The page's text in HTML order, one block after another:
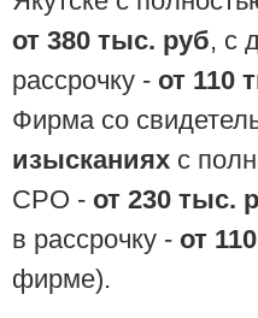
от 380 тыс. руб, с
рассрочку - от 110
Фирма со
изысканиях с
СРО - от 230 тыс.
в рассрочку - от
фирме).